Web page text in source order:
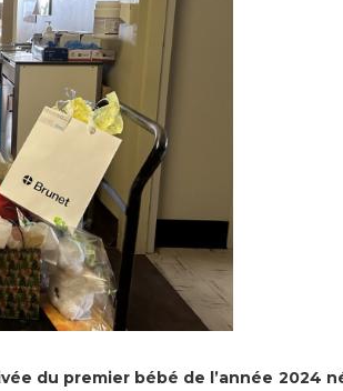
du premier bébé de l’année 2024